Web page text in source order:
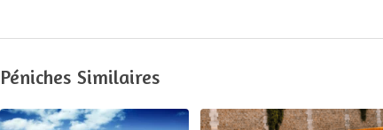
Péniches Similaires